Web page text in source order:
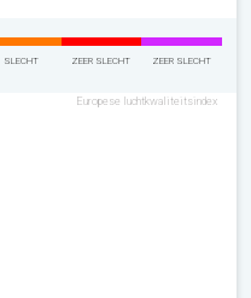
SLECHT ZEER SLECHT ZEER SLECHT
Europese luchtkwaliteitsindex